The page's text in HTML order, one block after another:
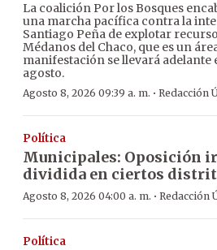
La coalición Por los Bosques
una marcha pacífica contra la
Santiago Peña de explotar
Médanos del Chaco, que es un
manifestación se llevará adelante
agosto.
Agosto 8, 2026 09:39 a. m. · Redacción
Política
Municipales: Oposición
dividida en ciertos
Agosto 8, 2026 04:00 a. m. · Redacción
Política